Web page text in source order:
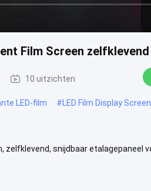
Film Screen
10 uitzichten
LED-film #LED Film Display Screen
snijdbaar etalagepaneel